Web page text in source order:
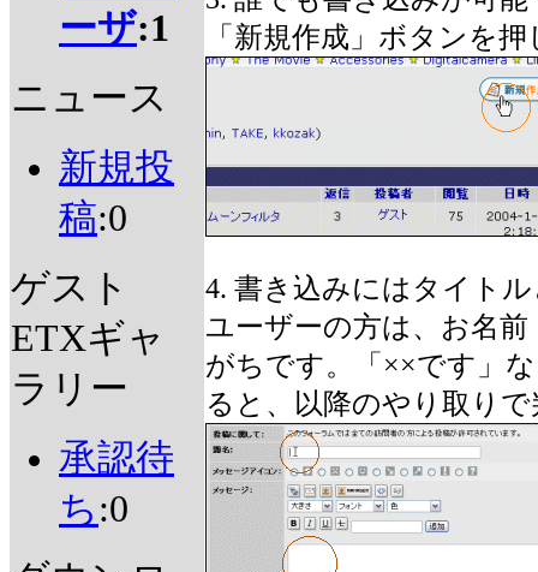
ーザ:1
ニュース
新規投
稿:0
ゲスト
ETXギャ
ラリー
承認待
ち :0
「新規作成」ボタンを
4. 書き込みにはタイト
ユーザーの方は、お名
がちです。「××です」
ると、以降のやり取り